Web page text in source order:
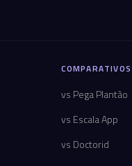
COMPARATIVOS
vs Pega Plantão
vs Escala App
vs Doctorid